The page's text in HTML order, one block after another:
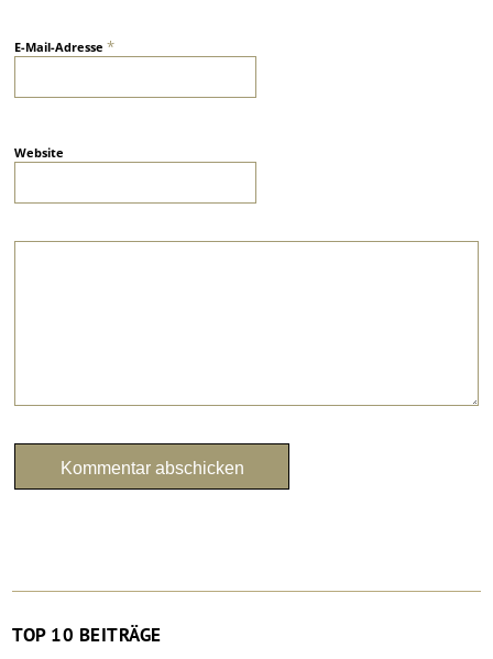
E-Mail-Adresse*
Website
TOP 10 BEITRÄGE